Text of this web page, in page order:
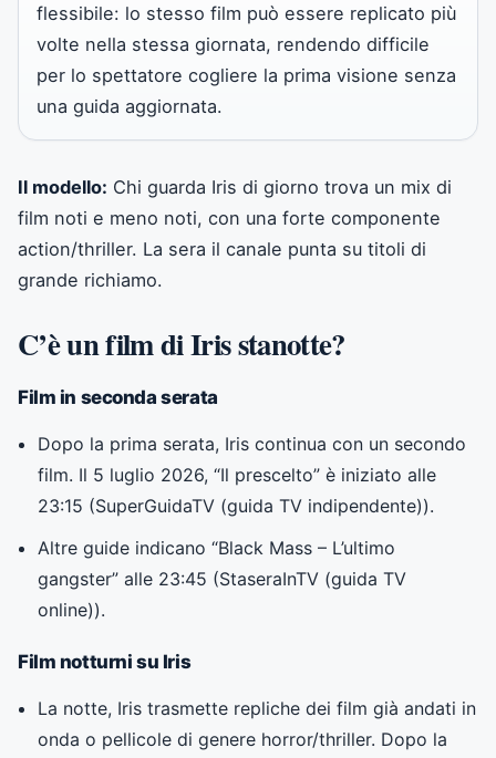
flessibile: lo stesso film può essere replicato più
volte nella stessa giornata, rendendo difficile
per lo spettatore cogliere la prima visione senza
una guida aggiornata.
Il modello: Chi guarda Iris di giorno trova un mix di
film noti e meno noti, con una forte componente
action/thriller. La sera il canale punta su titoli di
grande richiamo.
C’è un film di Iris stanotte?
Film in seconda serata
Dopo la prima serata, Iris continua con un secondo
film. Il 5 luglio 2026, “Il prescelto” è iniziato alle
23:15 (SuperGuidaTV (guida TV indipendente)).
Altre guide indicano “Black Mass – L’ultimo
gangster” alle 23:45 (StaseraInTV (guida TV
online)).
Film notturni su Iris
La notte, Iris trasmette repliche dei film già andati in
onda o pellicole di genere horror/thriller. Dopo la